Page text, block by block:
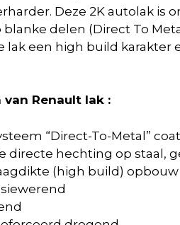
Deze 2K autolak
blanke delen (Direct To
lak een high build karakter
Renault lak :
“Direct-To-Metal”
directe hechting op staal,
(high build)